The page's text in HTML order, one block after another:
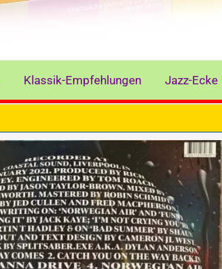
Klassik-Empfehlungen Jazz-Ecke